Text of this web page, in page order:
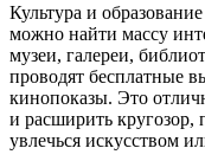
Культура и
можно найти массу
музеи, галереи,
проводят бесплатные
кинопоказы. Это
и расширить
увлечься искусством